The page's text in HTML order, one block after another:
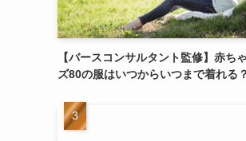
【バースコンサルタント監修】赤ち
ズ80の服はいつからいつまで着れる？